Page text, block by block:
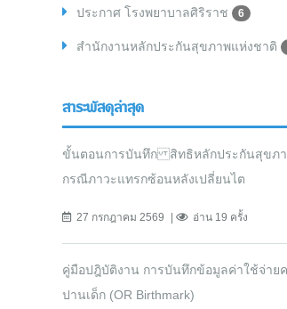
ประกาศ โรงพยาบาลศิริราช 6
สำนักงานหลักประกันสุขภาพแห่งชาติ
สาระพัสดุล่าสุด
ขั้นตอนการบันทึก สิทธิหลักประกันสุขภ
กรณีภาวะแทรกซ้อนหลังเปลี่ยนไต
27 กรกฎาคม 2569 อ่าน 19 ครั้ง
คู่มือปฎิบัติงาน การบันทึกข้อมูลค่าใช้จ่าย
ปานเด็ก (OR Birthmark)